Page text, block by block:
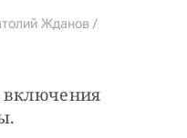
Жданов /
включения